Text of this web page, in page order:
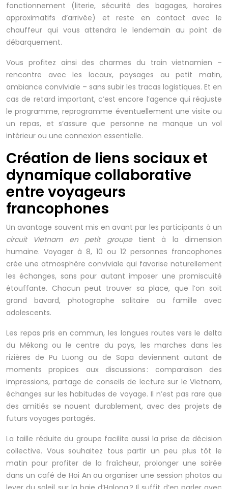
fonctionnement (literie, sécurité des bagages, horaires
approximatifs d’arrivée) et reste en contact avec le
chauffeur qui vous attendra le lendemain au point de
débarquement.
Vous profitez ainsi des charmes du train vietnamien –
rencontre avec les locaux, paysages au petit matin,
ambiance conviviale – sans subir les tracas logistiques. Et en
cas de retard important, c’est encore l’agence qui réajuste
le programme, reprogramme éventuellement une visite ou
un repas, et s’assure que personne ne manque un vol
intérieur ou une connexion essentielle.
Création de liens sociaux et
dynamique collaborative
entre voyageurs
francophones
Un avantage souvent mis en avant par les participants à un
circuit Vietnam en petit groupetient à la dimension
humaine. Voyager à 8, 10 ou 12 personnes francophones
crée une atmosphère conviviale qui favorise naturellement
les échanges, sans pour autant imposer une promiscuité
étouffante. Chacun peut trouver sa place, que l’on soit
grand bavard, photographe solitaire ou famille avec
adolescents.
Les repas pris en commun, les longues routes vers le delta
du Mékong ou le centre du pays, les marches dans les
rizières de Pu Luong ou de Sapa deviennent autant de
moments propices aux discussions : comparaison des
impressions, partage de conseils de lecture sur le Vietnam,
échanges sur les habitudes de voyage. Il n’est pas rare que
des amitiés se nouent durablement, avec des projets de
futurs voyages partagés.
La taille réduite du groupe facilite aussi la prise de décision
collective. Vous souhaitez tous partir un peu plus tôt le
matin pour profiter de la fraîcheur, prolonger une soirée
dans un café de Hoi An ou organiser une session photos au